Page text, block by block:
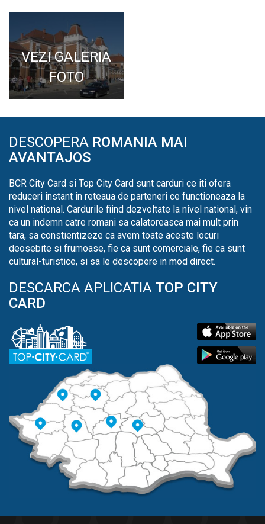
VEZI GALERIA
FOTO
DESCOPERA ROMANIA MAI
AVANTAJOS
BCR City Card si Top City Card sunt carduri ce iti ofera
reduceri instant in reteaua de parteneri ce functioneaza la
nivel national. Cardurile fiind dezvoltate la nivel national, vin
ca un indemn catre romani sa calatoreasca mai mult prin
tara, sa constientizeze ca avem toate aceste locuri
deosebite si frumoase, fie ca sunt comerciale, fie ca sunt
cultural-turistice, si sa le descopere in mod direct.
DESCARCA APLICATIA TOP CITY
CARD